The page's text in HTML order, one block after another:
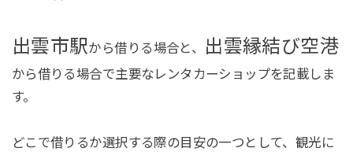
出雲市駅から借りる場合と、 出雲縁結び空港
から借りる場合で主要なレンタカーショップを記載しま
す。
どこで借りるか選択する際の目安の一つとして、観光に